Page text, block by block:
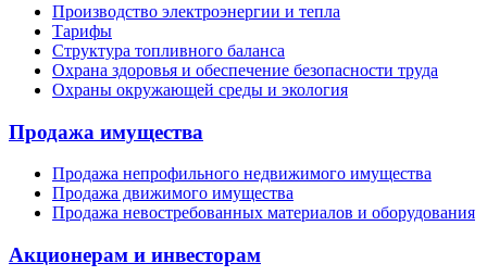
Производство электроэнергии и тепла
Тарифы
Структура топливного баланса
Охрана здоровья и обеспечение безопасности труда
Охраны окружающей среды и экология
Продажа имущества
Продажа непрофильного недвижимого имущества
Продажа движимого имущества
Продажа невостребованных материалов и оборудования
Акционерам и инвесторам